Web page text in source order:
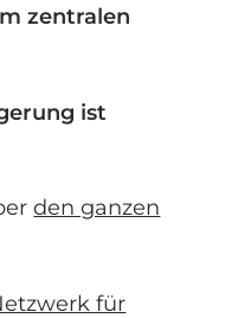
zentralen
ist
den ganzen
für